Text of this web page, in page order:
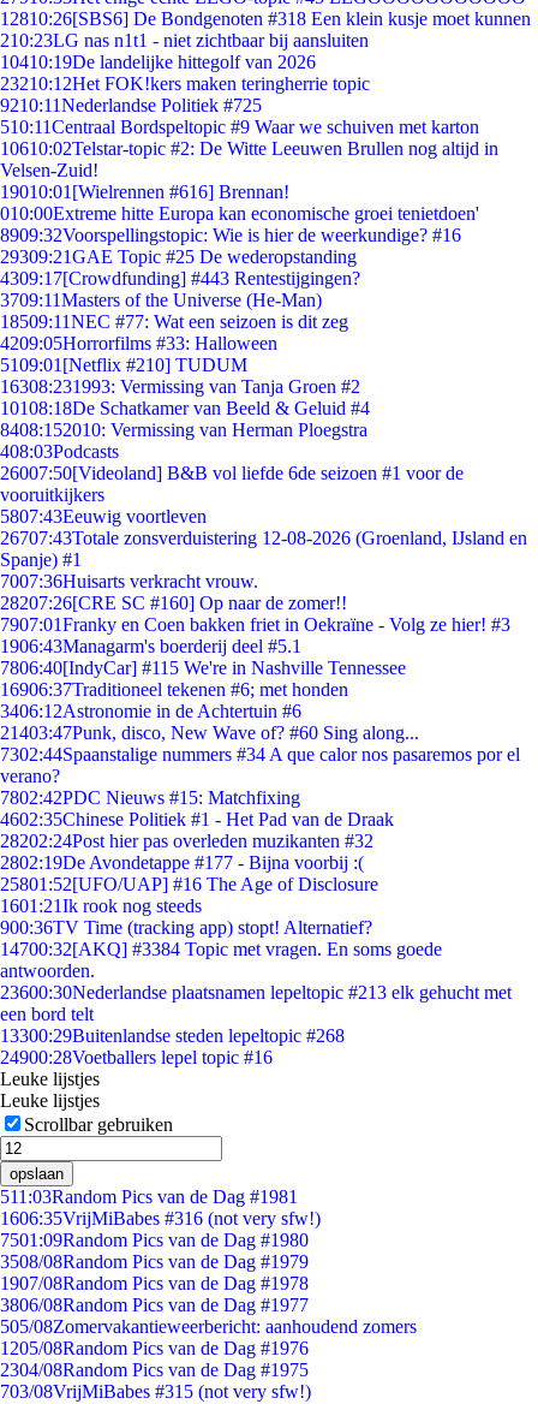
12810:26[SBS6] De Bondgenoten #318 Een klein kusje moet kunnen
210:23LG nas n1t1 - niet zichtbaar bij aansluiten
10410:19De landelijke hittegolf van 2026
23210:12Het FOK!kers maken teringherrie topic
9210:11Nederlandse Politiek #725
510:11Centraal Bordspeltopic #9 Waar we schuiven met karton
10610:02Telstar-topic #2: De Witte Leeuwen Brullen nog altijd in
Velsen-Zuid!
19010:01 [Wielrennen #616] Brennan!
010:00Extreme hitte Europa kan economische groei tenietdoen'
8909:32Voorspellingstopic: Wie is hier de weerkundige? #16
29309:21GAE Topic #25 De wederopstanding
4309:17[Crowdfunding] #443 Rentestijgingen?
3709:11Masters of the Universe (He-Man)
18509:11NEC #77: Wat een seizoen is dit zeg
4209:05Horrorfilms #33: Halloween
5109:01 [Netflix #210] TUDUM
16308:231993: Vermissing van Tanja Groen #2
10108:18De Schatkamer van Beeld & Geluid #4
8408:152010: Vermissing van Herman Ploegstra
408:03Podcasts
26007:50[Videoland] B&B vol liefde 6de seizoen #1 voor de
vooruitkijkers
5807:43Eeuwig voortleven
26707:43Totale zonsverduistering 12-08-2026 (Groenland, IJsland en
Spanje) #1
7007:36Huisarts verkracht vrouw.
28207:26[CRE SC #160] Op naar de zomer!!
7907:01Franky en Coen bakken friet in Oekraïne - Volg ze hier! #3
1906:43Managarm's boerderij deel #5.1
7806:40[IndyCar] #115 We're in Nashville Tennessee
16906:37Traditioneel tekenen #6; met honden
3406:12Astronomie in de Achtertuin #6
21403:47Punk, disco, New Wave of? #60 Sing along...
7302:44Spaanstalige nummers #34 A que calor nos pasaremos por el
verano?
7802:42PDC Nieuws #15: Matchfixing
4602:35Chinese Politiek #1 - Het Pad van de Draak
28202:24Post hier pas overleden muzikanten #32
2802:19De Avondetappe #177 - Bijna voorbij :(
25801:52[UFO/UAP] #16 The Age of Disclosure
1601:21Ik rook nog steeds
900:36TV Time (tracking app) stopt! Alternatief?
14700:32[AKQ] #3384 Topic met vragen. En soms goede
antwoorden.
23600:30Nederlandse plaatsnamen lepeltopic #213 elk gehucht met
een bord telt
13300:29Buitenlandse steden lepeltopic #268
24900:28Voetballers lepel topic #16
Leuke lijstjes
Leuke lijstjes
Scrollbar gebruiken
opslaan
511:03Random Pics van de Dag #1981
1606:35VrijMiBabes #316 (not very sfw!)
7501:09Random Pics van de Dag #1980
3508/08Random Pics van de Dag #1979
1907/08Random Pics van de Dag #1978
3806/08Random Pics van de Dag #1977
505/08Zomervakantieweerbericht: aanhoudend zomers
1205/08Random Pics van de Dag #1976
2304/08Random Pics van de Dag #1975
703/08VrijMiBabes #315 (not very sfw!)